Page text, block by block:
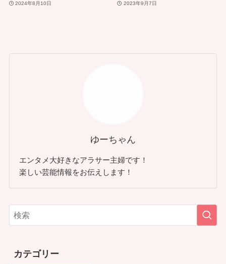
2024年8月10日 2023年9月7日
ゆーちゃん
エンタメ大好きなアラサー主婦です！
楽しい芸能情報をお伝えします！
カテゴリー